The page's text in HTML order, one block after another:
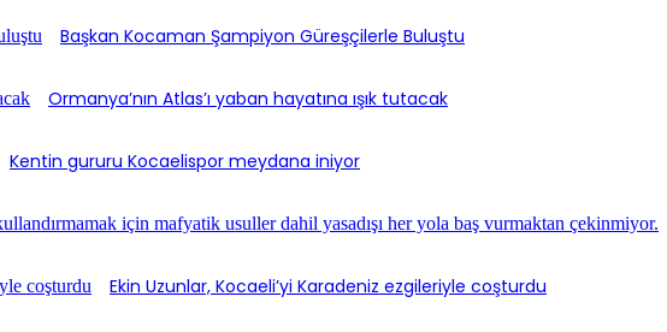
Başkan Kocaman Şampiyon Güreşçilerle Buluştu
Ormanya’nın Atlas’ı yaban hayatına ışık tutacak
Kentin gururu Kocaelispor meydana iniyor
Ekin Uzunlar, Kocaeli’yi Karadeniz ezgileriyle coşturdu